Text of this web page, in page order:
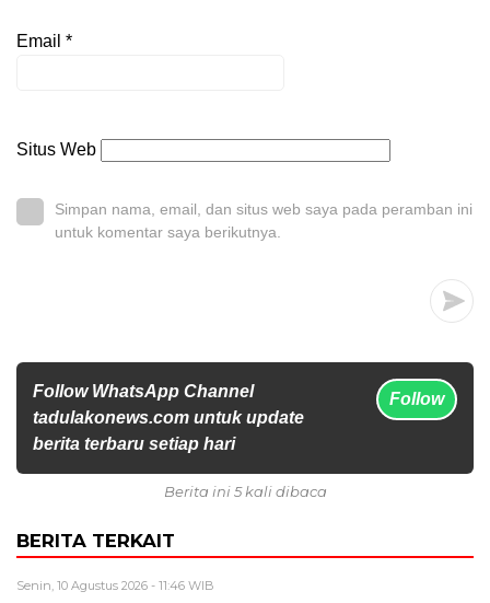
Email *
Situs Web
Simpan nama, email, dan situs web saya pada peramban ini
untuk komentar saya berikutnya.
Follow WhatsApp Channel
tadulakonews.com untuk update
berita terbaru setiap hari
Follow
Berita ini 5 kali dibaca
BERITA TERKAIT
Senin, 10 Agustus 2026 - 11:46 WIB